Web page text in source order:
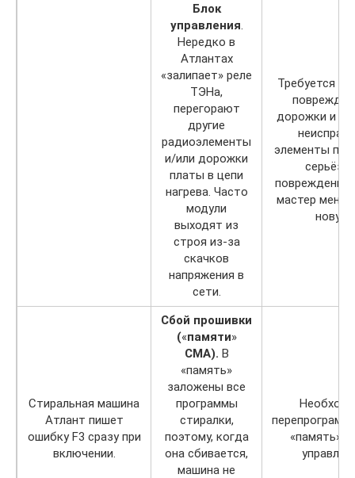
Блок
управления
Нередко в
Атлантах
«залипает» реле
ТЭНа,
перегорают
другие
радиоэлементы
и/или дорожки
платы в цепи
нагрева. Часто
модули
выходят из
строя из-за
скачков
напряжения в
сети.
Требуется
дорожки и
элементы
мастер
новую.
Стиральная машина
Атлант пишет
ошибку F3 сразу при
включении.
Сбой прошивки
(«памяти»
СМА). В
«память»
заложены все
программы
стиралки,
поэтому, когда
она сбивается,
машина не
«память»